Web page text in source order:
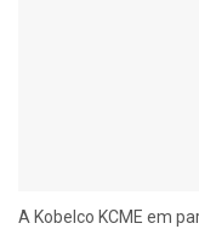
A Kobelco KCME em